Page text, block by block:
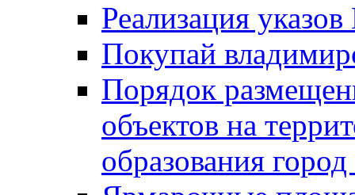
Реализация
Покупай
Порядок
объектов на
образования